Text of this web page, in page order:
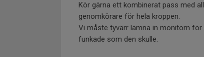
Kör gärna ett kombinerat pass med
genomkörare för hela kroppen.
Vi måste tyvärr lämna in monitorn för
funkade som den skulle.